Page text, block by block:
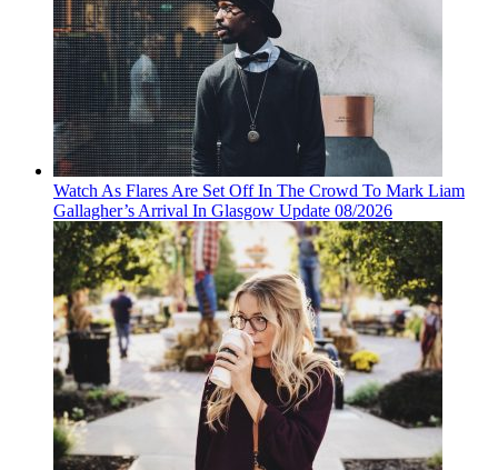
Watch As Flares Are Set Off In The Crowd To Mark Liam
Gallagher’s Arrival In Glasgow Update 08/2026